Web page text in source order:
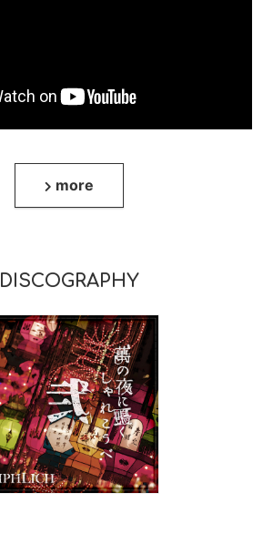
more
DISCOGRAPHY
萬の夜に鳴くしゃれこう